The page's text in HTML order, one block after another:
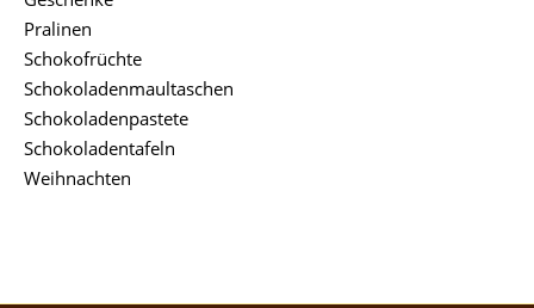
Pralinen
Schokofrüchte
Schokoladenmaultaschen
Schokoladenpastete
Schokoladentafeln
Weihnachten